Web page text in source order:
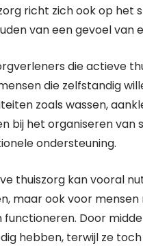
richt zich ook op het
van een gevoel van
die actieve
die zelfstandig
zoals wassen,
bij het organiseren van
ondersteuning.
thuiszorg kan vooral
maar ook voor
functioneren. Door
hebben, terwijl ze